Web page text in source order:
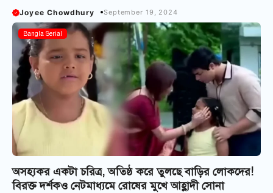
Joyee Chowdhury September 19, 2024
Bangla Serial
অসহ্যকর একটা চরিত্র, অতিষ্ঠ করে তুলছে বাড়ির লোকদের!
বিরক্ত দর্শক‌ও নেটমাধ্যমে রোষের মুখে আহ্লাদী সোনা